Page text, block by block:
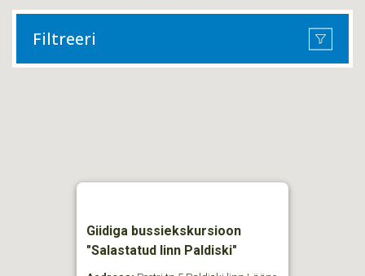
Filtreeri
Giidiga bussiekskursioon
"Salastatud linn Paldiski"